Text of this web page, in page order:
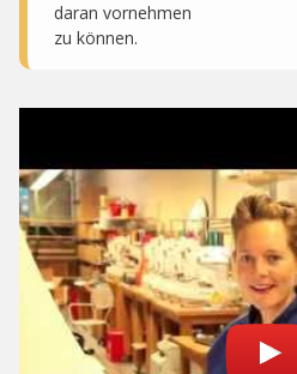
daran vornehmen
zu können.